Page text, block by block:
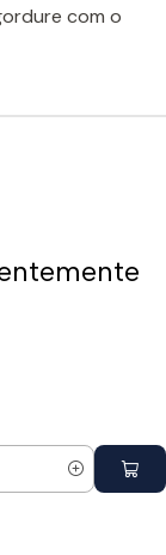
com o